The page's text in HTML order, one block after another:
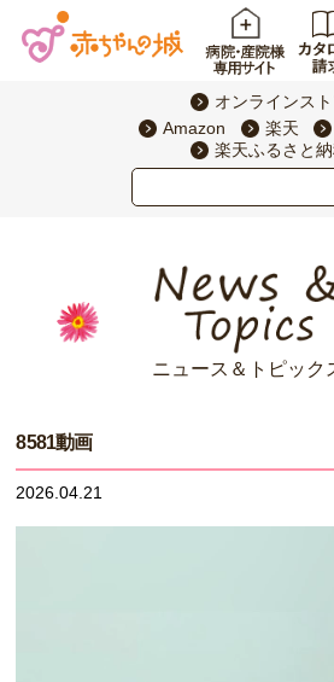
オンラインス
Amazon
楽天
楽天ふるさと
ニュース＆トピック
8581動画
2026.04.21